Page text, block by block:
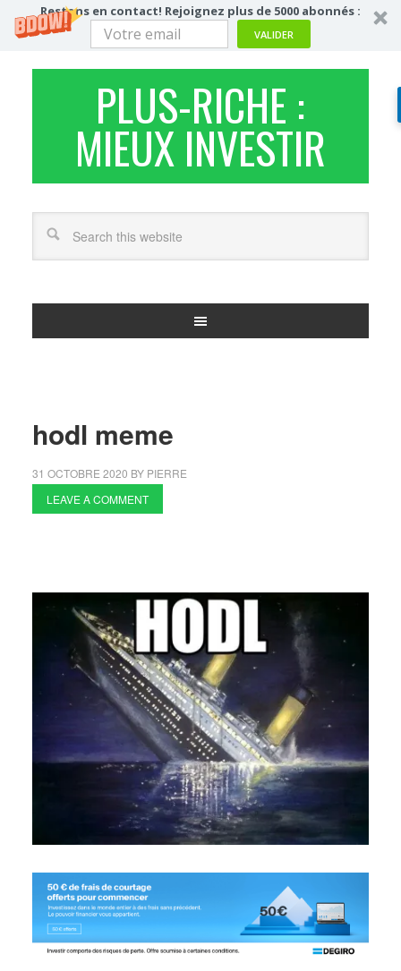
Restons en contact! Rejoignez plus de 5000 abonnés :
VALIDER
PLUS-RICHE :
MIEUX INVESTIR
hodl meme
31 OCTOBRE 2020 BY PIERRE
LEAVE A COMMENT